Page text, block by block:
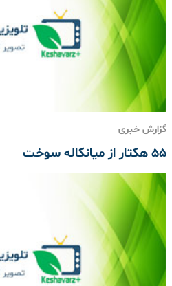
گزارش خبری
۵۵ هکتار از میانکاله سوخت